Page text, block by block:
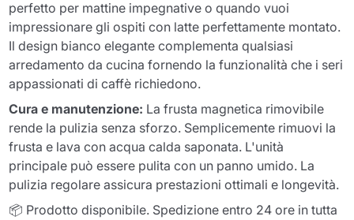
perfetto per mattine impegnative o quando vuoi
impressionare gli ospiti con latte perfettamente montato.
Il design bianco elegante complementa qualsiasi
arredamento da cucina fornendo la funzionalità che i seri
appassionati di caffè richiedono.
Cura e manutenzione: La frusta magnetica rimovibile
rende la pulizia senza sforzo. Semplicemente rimuovi la
frusta e lava con acqua calda saponata. L'unità
principale può essere pulita con un panno umido. La
pulizia regolare assicura prestazioni ottimali e longevità.
📦 Prodotto disponibile. Spedizione entro 24 ore in tutta